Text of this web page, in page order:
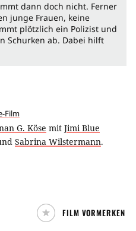
dann doch nicht. Ferner
junge Frauen, keine
plötzlich ein Polizist und
Schurken ab. Dabei hilft
Film
G. Köse mit Jimi Blue
Sabrina Wilstermann.
FILM VORMERKEN